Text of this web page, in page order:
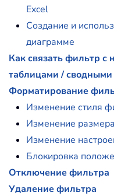
Excel
Создание и
диаграмме
Как связать фильтр с
таблицами /
Форматирование
Изменение стиля
Изменение
Изменение
Блокировка
Отключение фильтра
Удаление фильтра